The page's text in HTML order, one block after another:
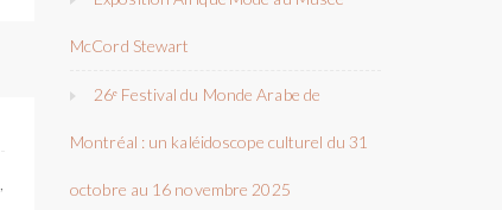
McCord Stewart
26ᵉ Festival du Monde Arabe de
Montréal : un kaléidoscope culturel du 31
octobre au 16 novembre 2025